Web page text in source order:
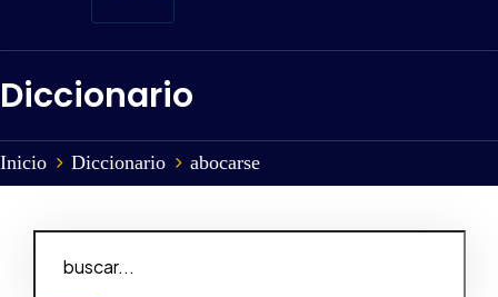
Diccionario
Inicio Diccionario abocarse